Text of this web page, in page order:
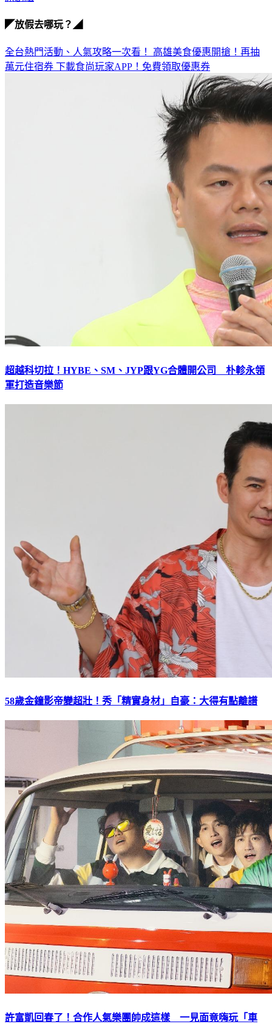
◤放假去哪玩？◢
全台熱門活動、人氣攻略一次看！ 高雄美食優惠開搶！再抽
萬元住宿券 下載食尚玩家APP！免費領取優惠券
超越科切拉！HYBE、SM、JYP跟YG合體開公司 朴軫永領
軍打造音樂節
58歲金鐘影帝變超壯！秀「精實身材」自豪：大得有點離譜
許富凱回春了！合作人氣樂團帥成這樣 一見面竟嗨玩「車